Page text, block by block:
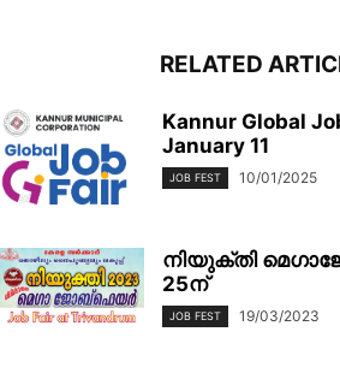
RELATED
Kannur Global
January 11
JOB FEST 10/01/2025
നിയുക്തി
25ന്
JOB FEST 19/03/2023